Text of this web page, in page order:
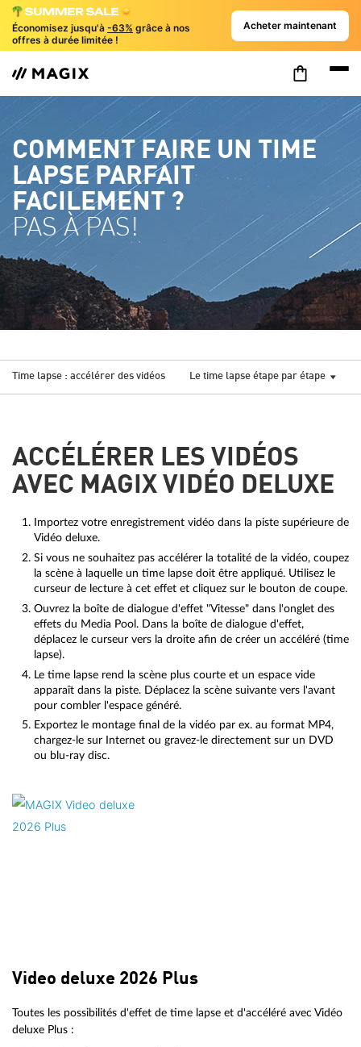
Économisez jusqu'à -63% grâce à nos
offres à durée limitée !
Acheter maintenant
COMMENT FAIRE UN TIME
LAPSE PARFAIT
FACILEMENT ?
PAS À PAS!
Time lapse : accélérer des vidéos Le time lapse étape par étape
ACCÉLÉRER LES VIDÉOS
AVEC MAGIX VIDÉO DELUXE
Importez votre enregistrement vidéo dans la piste supérieure de
Vidéo deluxe.
Si vous ne souhaitez pas accélérer la totalité de la vidéo, coupez
la scène à laquelle un time lapse doit être appliqué. Utilisez le
curseur de lecture à cet effet et cliquez sur le bouton de coupe.
Ouvrez la boîte de dialogue d'effet "Vitesse" dans l'onglet des
effets du Media Pool. Dans la boîte de dialogue d'effet,
déplacez le curseur vers la droite afin de créer un accéléré (time
lapse).
Le time lapse rend la scène plus courte et un espace vide
apparaît dans la piste. Déplacez la scène suivante vers l'avant
pour combler l'espace généré.
Exportez le montage final de la vidéo par ex. au format MP4,
chargez-le sur Internet ou gravez-le directement sur un DVD
ou blu-ray disc.
Video deluxe 2026 Plus
Toutes les possibilités d'effet de time lapse et d'accéléré avec Vidéo
deluxe Plus :